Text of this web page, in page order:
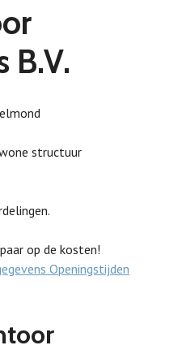
B.V.
structuur
op de kosten!
Openingstijden